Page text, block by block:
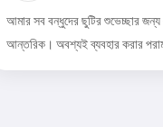
আমার সব বন্ধুদের ছুটির শুভেচ্ছার জন্য
আন্তরিক। অবশ্যই ব্যবহার করার